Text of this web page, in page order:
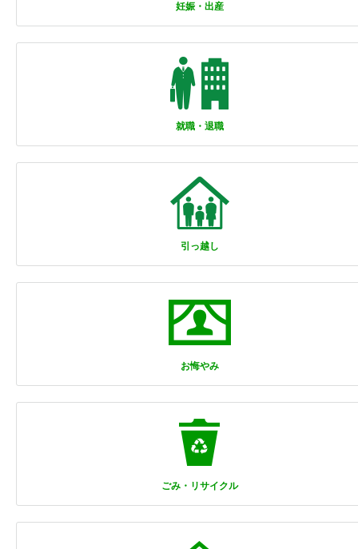
妊娠・出産
就職・退職
引っ越し
お悔やみ
ごみ・リサイクル